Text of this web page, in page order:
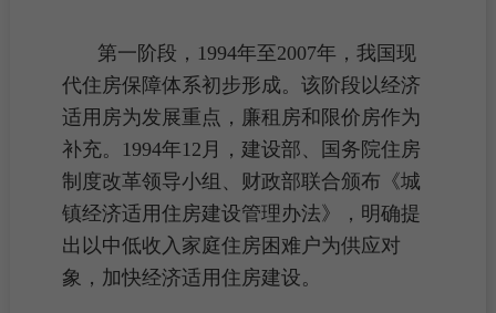
第一阶段，1994年至2007年，我国现
代住房保障体系初步形成。该阶段以经济
适用房为发展重点， 廉租房和 限价房作为
补充。1994年12月，建设部、国务院住房
制度改革领导小组、财政部联合颁布《城
镇经济适用住房建设管理办法》，明确提
出以中低收入家庭住房困难户为供应对
象，加快经济适用住房建设。